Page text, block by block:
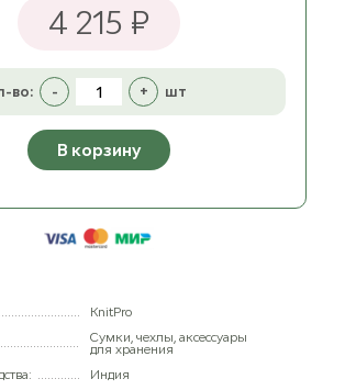
4 215 ₽
во: - + шт
В корзину
KnitPro
Сумки, чехлы, аксессуары
для хранения
Индия